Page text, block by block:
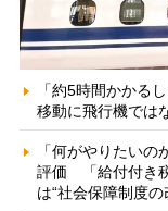
「約5時間かかる
移動に飛行機では
「何がやりたい
評価 「給付付き
は“社会保障制度